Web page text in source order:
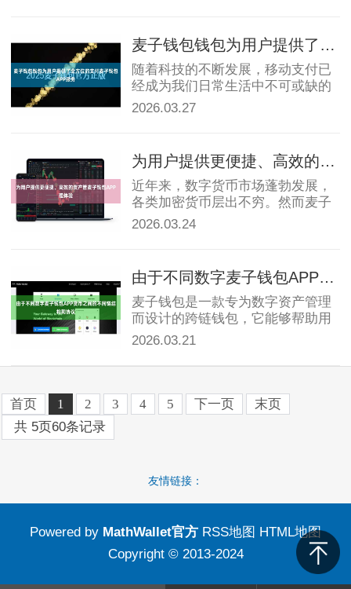
麦子钱包钱包为用户提供了全方位的支付麦子钱包APP服务
随着科技的不断发展，移动支付已
经成为我们日常生活中不可或缺的
一部分。在繁忙的都市生活中，人
性。在这个时代...
2026.03.27
为用户提供更便捷、高效的资产管麦子钱包APP理体验
近年来，数字货币市场蓬勃发展，
各类加密货币层出不穷。然而麦子
钱包APP，不同区块链网络之间的
而生，通...
2026.03.24
由于不同数字麦子钱包APP货币之间的不同链结构和协议
麦子钱包是一款专为数字资产管理
而设计的跨链钱包，它能够帮助用
户轻松管理多种数字资产，包括比
货币。麦子钱包采用了先进的区块
2026.03.21
首页 1 2 3 4 5 下一页
末页
共 5页60条记录
友情链接：
Powered by MathWallet官方 RSS地图
HTML地图
Copyright © 2013-2024